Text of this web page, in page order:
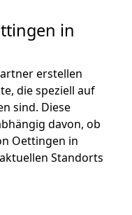
in
erstellen
die speziell auf
sind. Diese
davon, ob
Oettingen in
Standorts